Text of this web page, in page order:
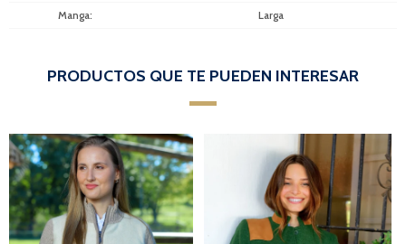
Manga
Larga
PRODUCTOS QUE TE PUEDEN INTERESAR